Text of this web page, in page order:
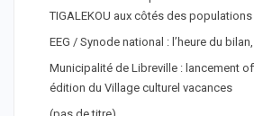
TIGALEKOU aux côtés des
EEG / Synode national : l’heure du
Municipalité de Libreville : lancement
édition du Village culturel vacances